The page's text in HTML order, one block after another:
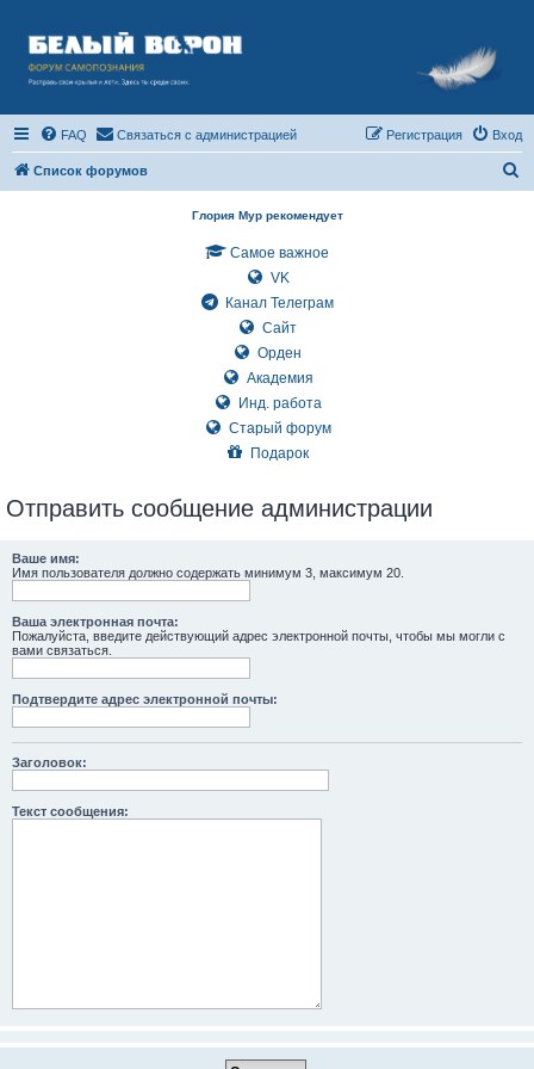
FAQ Связаться с администрацией Вход
Регистрация
Список форумов
Глория Мур рекомендует
Самое важное
VK
Канал Телеграм
Сайт
Орден
Академия
Инд. работа
Старый форум
Подарок
Отправить сообщение администрации
Ваше имя:
Имя пользователя должно содержать минимум 3, максимум 20.
Ваша электронная почта:
Пожалуйста, введите действующий адрес электронной почты, чтобы мы могли с
вами связаться.
Подтвердите адрес электронной почты:
Заголовок:
Текст сообщения: